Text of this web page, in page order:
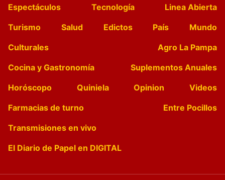
Espectáculos
Tecnología
Linea Abierta
Turismo
Salud Edictos País
Mundo
Culturales
Agro La Pampa
Cocina y Gastronomía
Suplementos Anuales
Horóscopo
Quiniela Opinion
Videos
Farmacias de turno
Entre Pocillos
Transmisiones en vivo
El Diario de Papel en DIGITAL